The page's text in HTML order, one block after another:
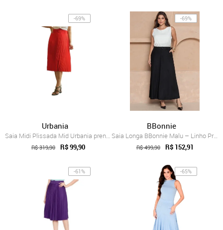
-69%
Urbania
Saia Midi Plissada Mid Urbania prensada ...
R$ 319,90 R$ 99,90
-69%
BBonnie
Saia Longa BBonnie Malu – Linho Preto
R$ 499,90 R$ 152,91
-61% -65%